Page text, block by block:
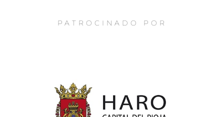
PATROCINADO POR